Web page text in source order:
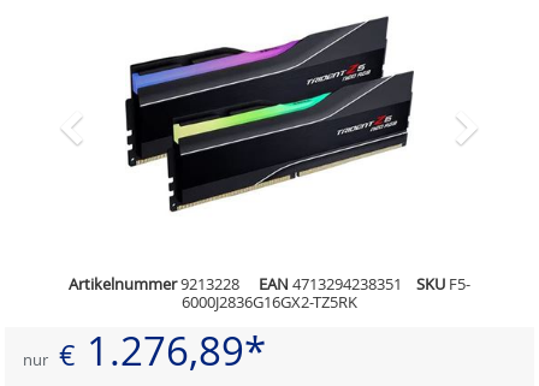
Artikelnummer9213228 EAN 4713294238351 SKU F5-
6000J2836G16GX2-TZ5RK
nur € 1.276,89*